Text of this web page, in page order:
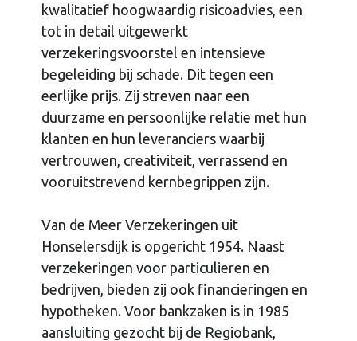
kwalitatief hoogwaardig risicoadvies, een
tot in detail uitgewerkt
verzekeringsvoorstel en intensieve
begeleiding bij schade. Dit tegen een
eerlijke prijs. Zij streven naar een
duurzame en persoonlijke relatie met hun
klanten en hun leveranciers waarbij
vertrouwen, creativiteit, verrassend en
vooruitstrevend kernbegrippen zijn.
Van de Meer Verzekeringen uit
Honselersdijk is opgericht 1954. Naast
verzekeringen voor particulieren en
bedrijven, bieden zij ook financieringen en
hypotheken. Voor bankzaken is in 1985
aansluiting gezocht bij de Regiobank,